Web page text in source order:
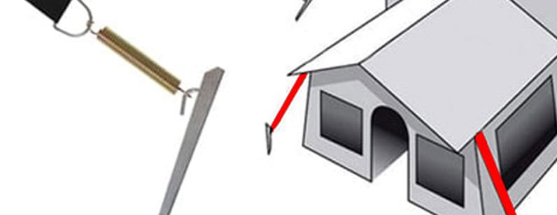
Embout d'échappement
Renforts de suspension
Jantes,Pneus,Roues et accessoires
Pièces détachées équipement
Chaînes neige
ISOLATION & HIVERNAGE
Gamme CLAIRVAL
Gamme de volets ISOPLAIR
Gamme de volets THERMOCOVER
Gamme de volets VISIOPLAIR
Rideaux volets isolants intérieurs
Isolation thermique phonique
Gamme de volets BRUNNER
Rideaux volets isolants extérieurs
Housse camping-cars et caravanes
Equipement spécial HIVER
OUVERTURES & PORTES